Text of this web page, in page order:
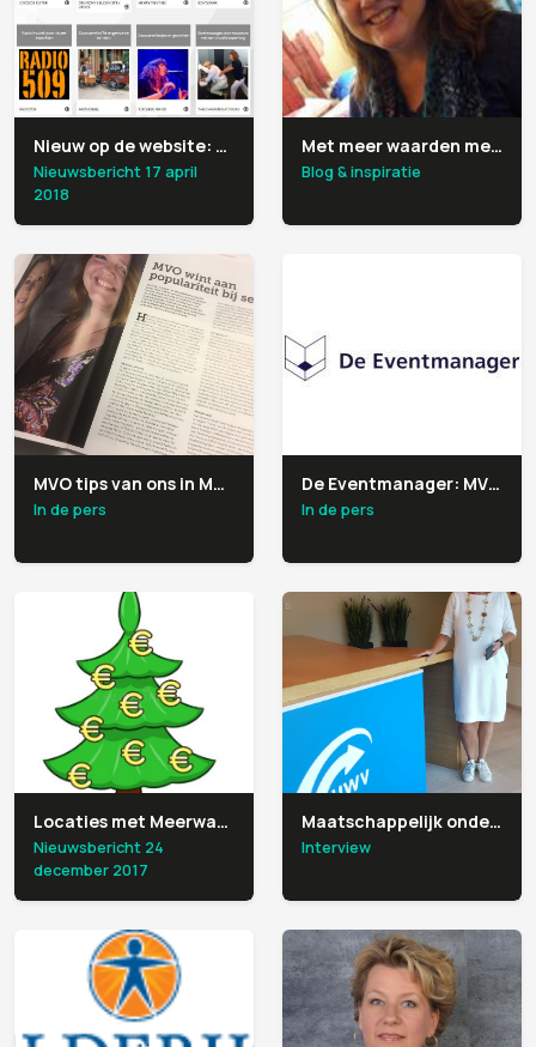
Nieuw op de website: tips voor MVO evenementenorganisatie
Nieuwsbericht 17 april
2018
Met meer waarden meer glans
Blog & inspiratie
MVO tips van ons in Meeting Magazine
In de pers
De Eventmanager: MVO locaties hebben hun eigen verhaal
In de pers
Locaties met Meerwaarde(n) schenkt ruim 700 euro aan goede doelen
Nieuwsbericht 24
december 2017
Maatschappelijk ondernemen bij het facilitair bedrijf van UWV
Interview